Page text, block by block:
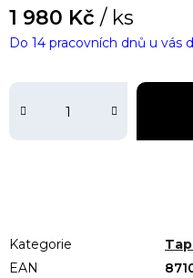
1 980 Kč / ks
Do 14 pracovních dnů u vás
Kategorie
EAN